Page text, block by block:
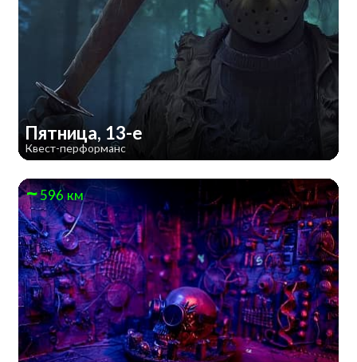
Пятница, 13-е
Квест-перформанс
596 км